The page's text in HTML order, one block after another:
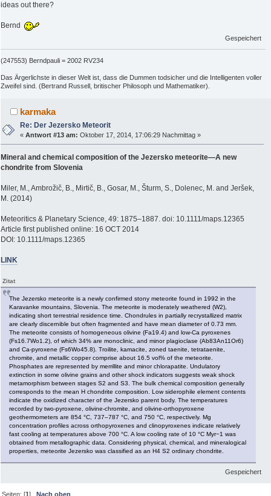
ideas out there?
Bernd
Gespeichert
(247553) Berndpauli = 2002 RV234
Das Ärgerlichste in dieser Welt ist, dass die Dummen todsicher und die Intelligenten voller
Zweifel sind. (Bertrand Russell, britischer Philosoph und Mathematiker).
karmaka
Re: Der Jezersko Meteorit
«Antwort #13 am: Oktober 17, 2014, 17:06:29 Nachmittag »
Mineral and chemical composition of the Jezersko meteorite—A new
chondrite from Slovenia
Miler, M., Ambrožič, B., Mirtič, B., Gosar, M., Šturm, S., Dolenec, M. and Jeršek,
M. (2014)
Meteoritics & Planetary Science, 49: 1875–1887. doi: 10.1111/maps.12365
Article first published online: 16 OCT 2014
DOI: 10.1111/maps.12365
LINK
Zitat
The Jezersko meteorite is a newly confirmed stony meteorite found in 1992 in the
Karavanke mountains, Slovenia. The meteorite is moderately weathered (W2),
indicating short terrestrial residence time. Chondrules in partially recrystallized matrix
are clearly discernible but often fragmented and have mean diameter of 0.73 mm.
The meteorite consists of homogeneous olivine (Fa19.4) and low-Ca pyroxenes
(Fs16.7Wo1.2), of which 34% are monoclinic, and minor plagioclase (Ab83An11Or6)
and Ca-pyroxene (Fs6Wo45.8). Troilite, kamacite, zoned taenite, tetrataenite,
chromite, and metallic copper comprise about 16.5 vol% of the meteorite.
Phosphates are represented by merrillite and minor chlorapatite. Undulatory
extinction in some olivine grains and other shock indicators suggests weak shock
metamorphism between stages S2 and S3. The bulk chemical composition generally
corresponds to the mean H chondrite composition. Low siderophile element contents
indicate the oxidized character of the Jezersko parent body. The temperatures
recorded by two-pyroxene, olivine-chromite, and olivine-orthopyroxene
geothermometers are 854 °C, 737–787 °C, and 750 °C, respectively. Mg
concentration profiles across orthopyroxenes and clinopyroxenes indicate relatively
fast cooling at temperatures above 700 °C. A low cooling rate of 10 °C Myr−1 was
obtained from metallographic data. Considering physical, chemical, and mineralogical
properties, meteorite Jezersko was classified as an H4 S2 ordinary chondrite.
Gespeichert
Seiten: [1]Nach oben